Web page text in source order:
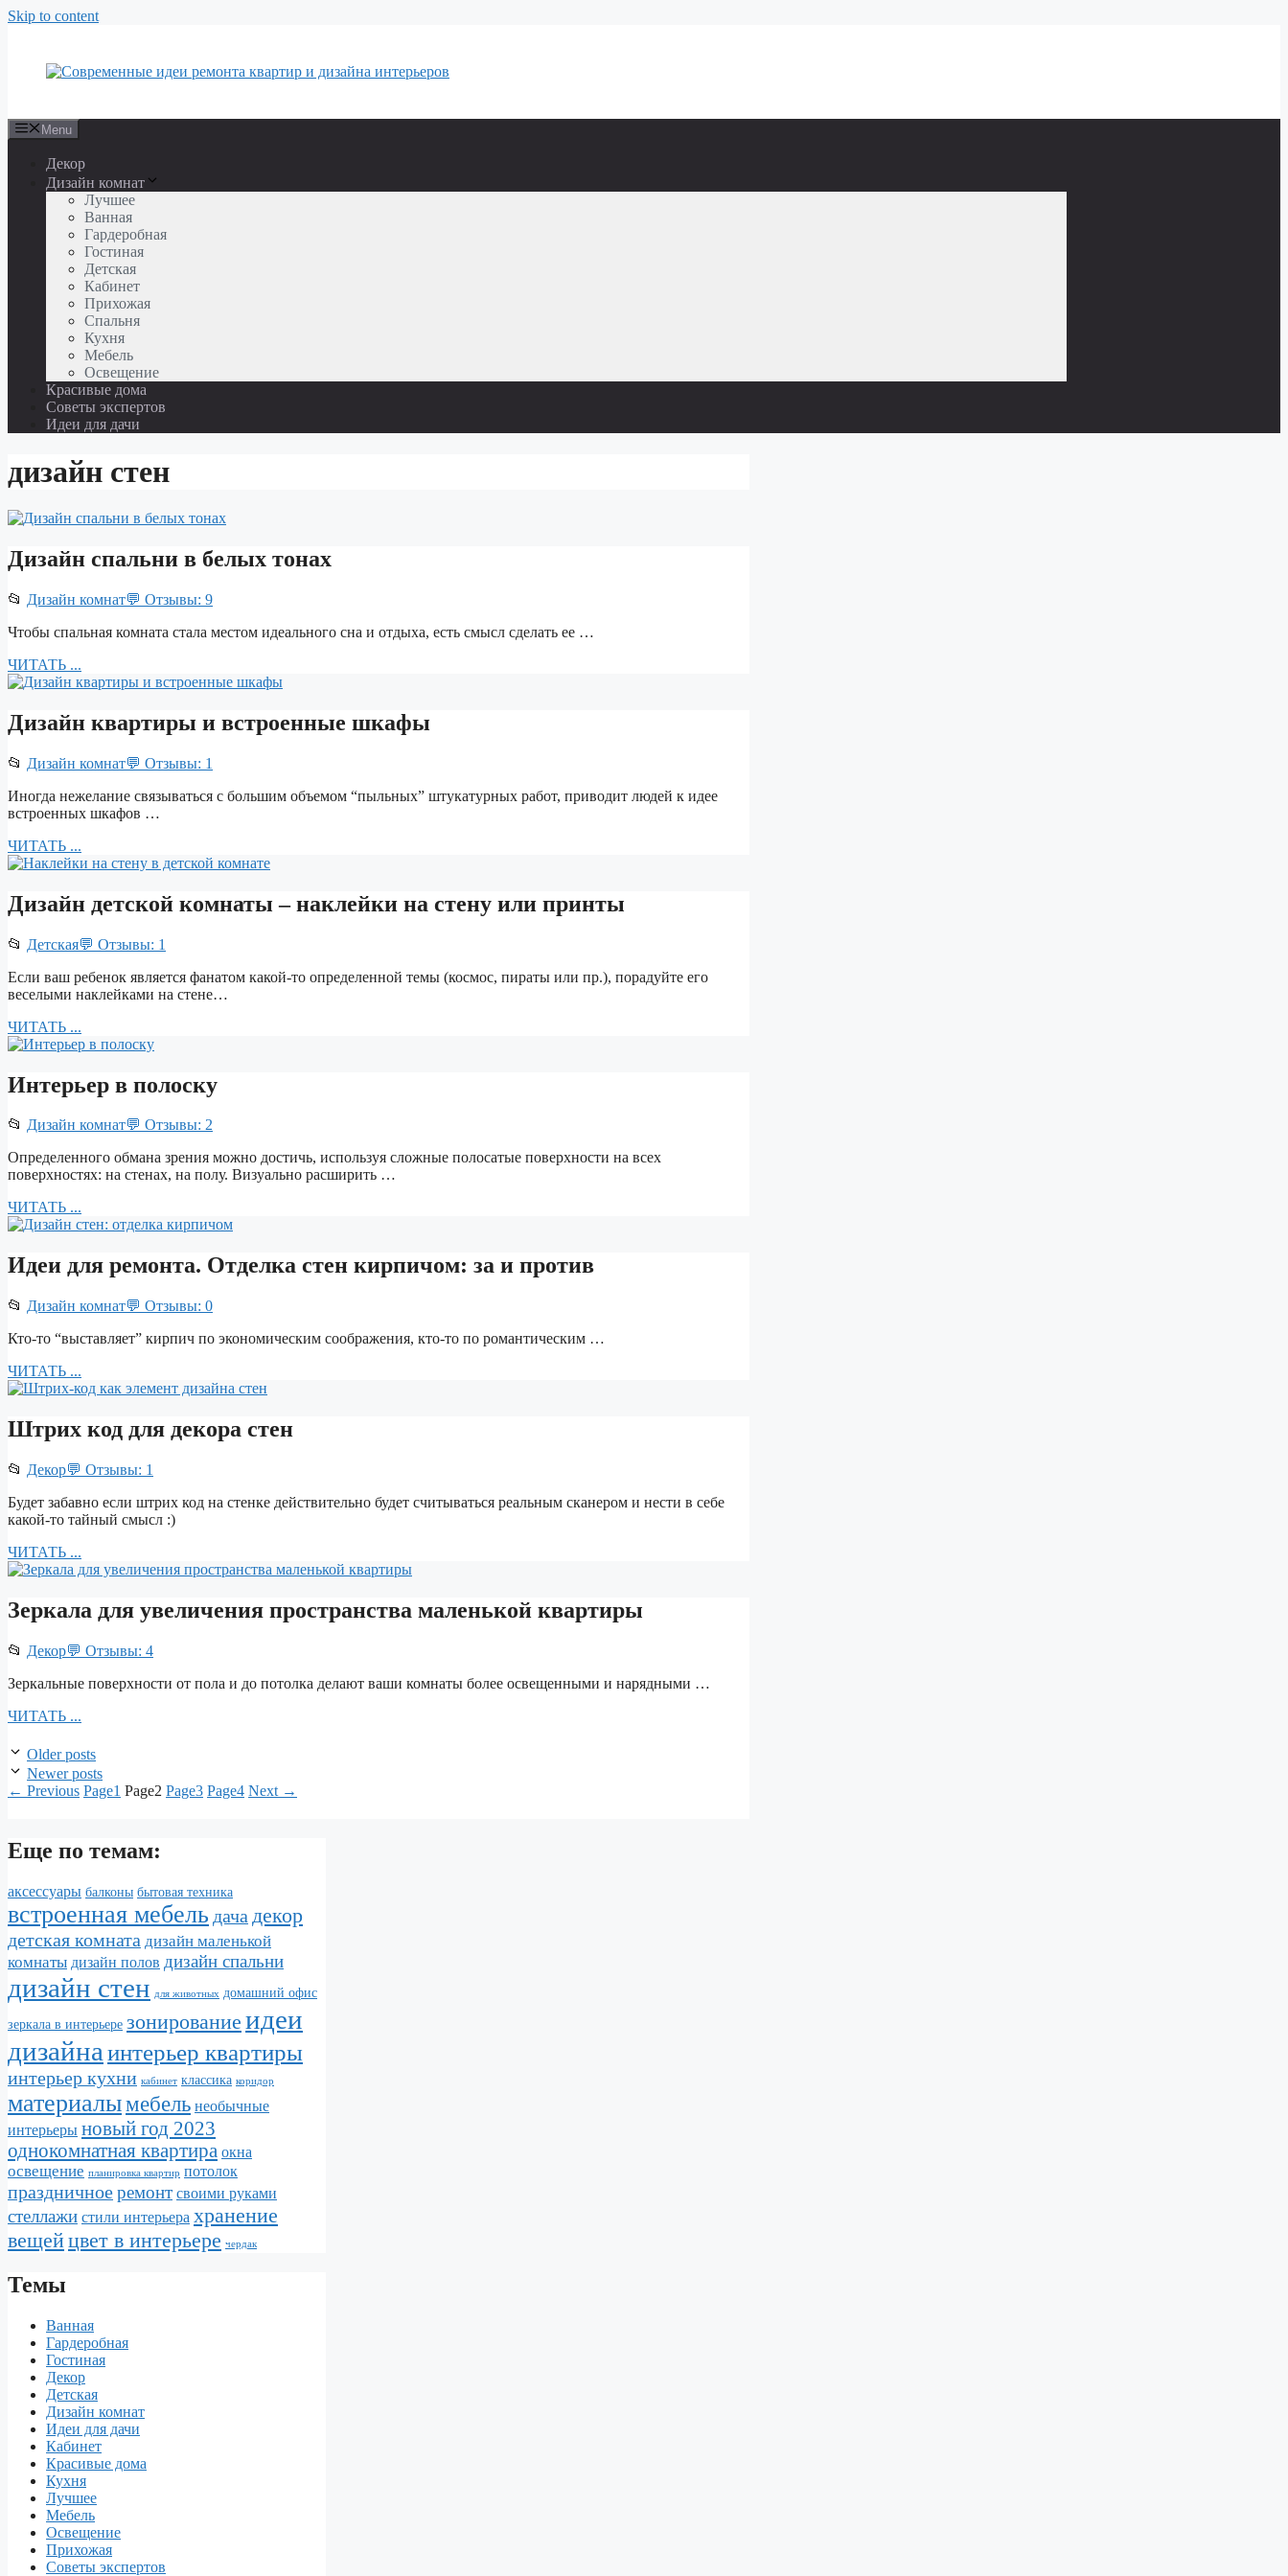
Skip to content
Menu
Декор
Дизайн комнат
Лучшее
Ванная
Гардеробная
Гостиная
Детская
Кабинет
Прихожая
Спальня
Кухня
Мебель
Освещение
Красивые дома
Советы экспертов
Идеи для дачи
дизайн стен
Дизайн спальни в белых тонах
📂 Дизайн комнат💬 Отзывы: 9
Чтобы спальная комната стала местом идеального сна и отдыха, есть смысл сделать ее …
ЧИТАТЬ ...
Дизайн квартиры и встроенные шкафы
📂 Дизайн комнат💬 Отзывы: 1
Иногда нежелание связываться с большим объемом “пыльных” штукатурных работ, приводит людей к идее
встроенных шкафов …
ЧИТАТЬ ...
Дизайн детской комнаты – наклейки на стену или принты
📂 Детская💬 Отзывы: 1
Если ваш ребенок является фанатом какой-то определенной темы (космос, пираты или пр.), порадуйте его
веселыми наклейками на стене…
ЧИТАТЬ ...
Интерьер в полоску
📂 Дизайн комнат💬 Отзывы: 2
Определенного обмана зрения можно достичь, используя сложные полосатые поверхности на всех
поверхностях: на стенах, на полу. Визуально расширить …
ЧИТАТЬ ...
Идеи для ремонта. Отделка стен кирпичом: за и против
📂 Дизайн комнат💬 Отзывы: 0
Кто-то “выставляет” кирпич по экономическим соображения, кто-то по романтическим …
ЧИТАТЬ ...
Штрих код для декора стен
📂 Декор💬 Отзывы: 1
Будет забавно если штрих код на стенке действительно будет считываться реальным сканером и нести в себе
какой-то тайный смысл :)
ЧИТАТЬ ...
Зеркала для увеличения пространства маленькой квартиры
📂 Декор💬 Отзывы: 4
Зеркальные поверхности от пола и до потолка делают ваши комнаты более освещенными и нарядными …
ЧИТАТЬ ...
Older posts
Newer posts
← Previous Page1 Page2 Page3 Page4 Next →
Еще по темам:
аксессуары балконы бытовая техника
встроенная мебель дача декор
детская комната дизайн маленькой
комнаты дизайн полов дизайн спальни
дизайн стен для животных домашний офис
зеркала в интерьере зонирование идеи
дизайна интерьер квартиры
интерьер кухни кабинет классика коридор
материалымебель необычные
интерьеры новый год 2023
однокомнатная квартира окна
освещение планировка квартир потолок
праздничноеремонт своими руками
стеллажи стили интерьера хранение
вещейцвет в интерьере чердак
Темы
Ванная
Гардеробная
Гостиная
Декор
Детская
Дизайн комнат
Идеи для дачи
Кабинет
Красивые дома
Кухня
Лучшее
Мебель
Освещение
Прихожая
Советы экспертов